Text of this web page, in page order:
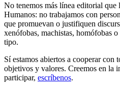
No tenemos más línea editorial
Humanos: no trabajamos con
que promuevan o justifiquen
xenófobas, machistas, homófobas
tipo.
Sí estamos abiertos a cooperar con
objetivos y valores. Creemos en la
participar, escríbenos.